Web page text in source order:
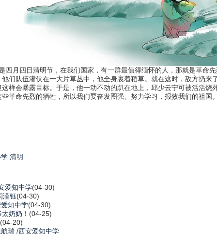
月四日清明节，在我们国家，有一群最值得缅怀的人，那就是革命
队伍潜伏在一大片草丛中，他全身裹着稻草。就在这时，敌方扔来
样会暴露目标。于是，他一动不动的趴在地上，邱少云宁可被活活烧
命先烈的牺牲，所以我们要奋发图强、努力学习，报效我们的祖国
清明
爱知中学(04-30)
滢钰(04-30)
知中学(04-30)
奶奶！ (04-25)
(04-20)
瑞 /西安爱知中学